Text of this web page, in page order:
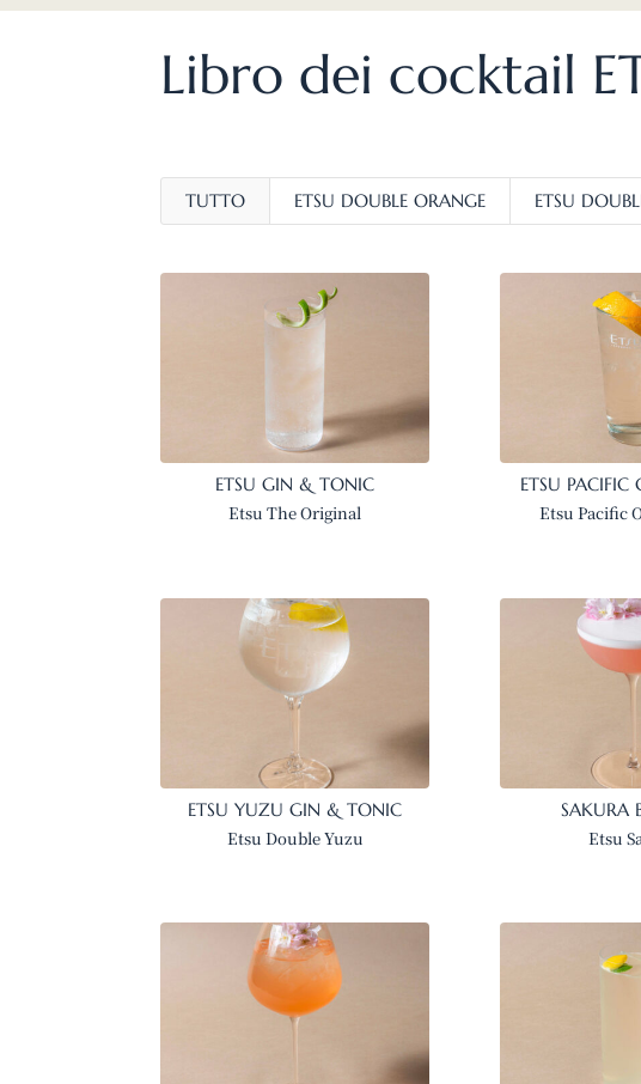
Libro dei cocktail
TUTTO ETSU DOUBLE ORANGE ETSU
ETSU GIN & TONIC
Etsu The Original
ETSU
Etsu Pacific
ETSU YUZU GIN & TONIC
Etsu Double Yuzu
SAKURA
Etsu